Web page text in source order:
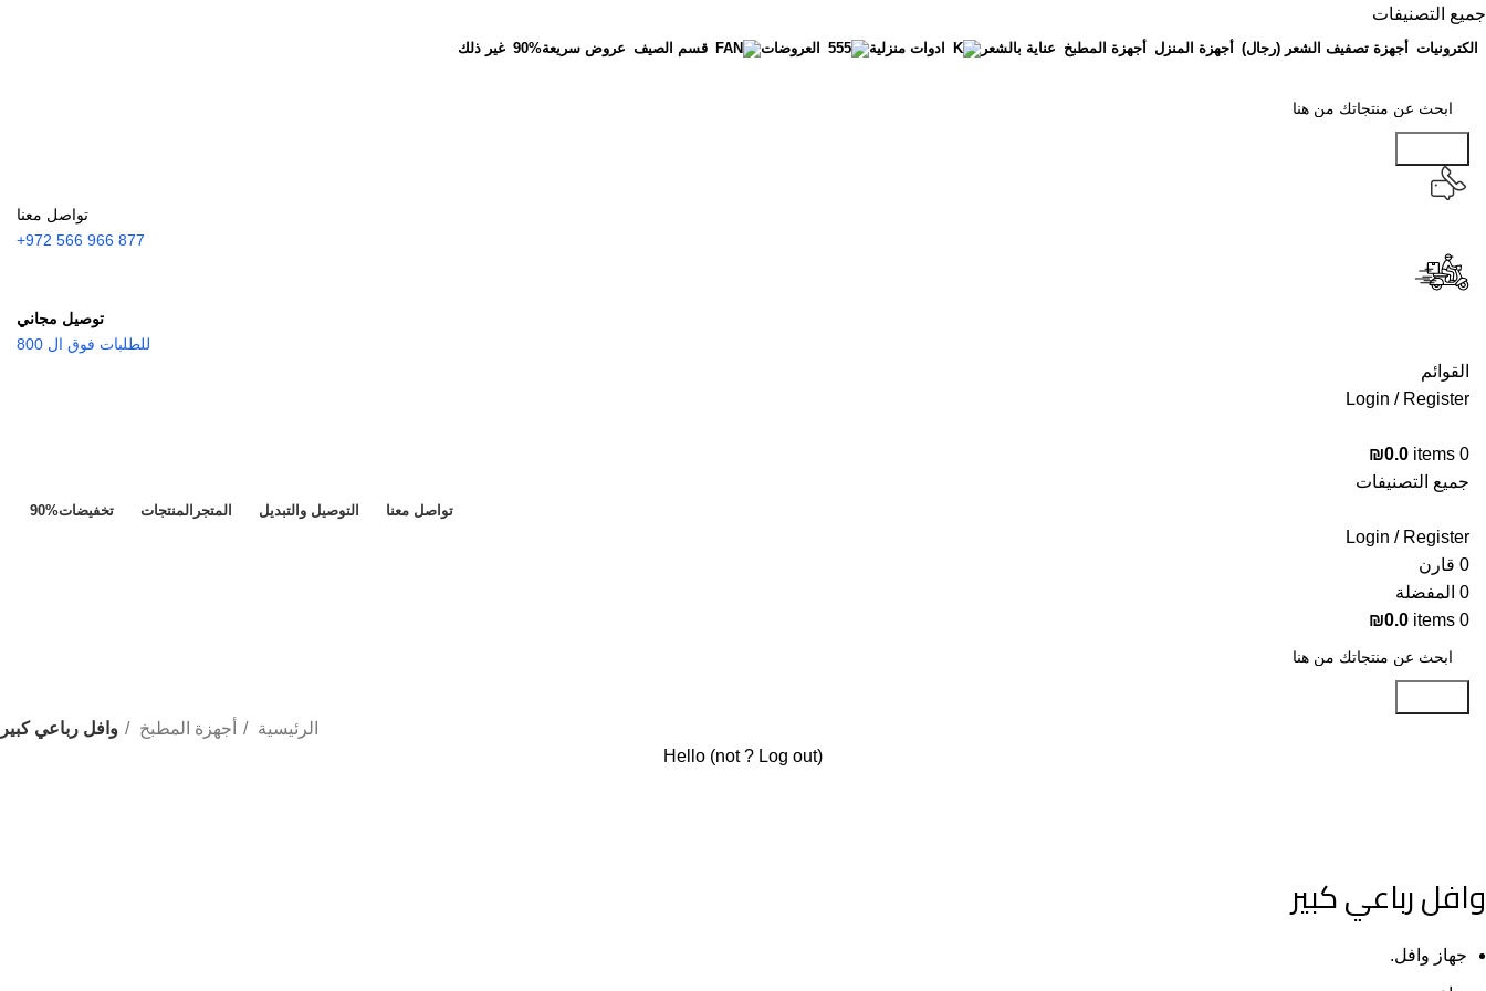
جميع التصنيفات
الكترونيات أجهزة تصفيف الشعر (رجال) أجهزة المنزل أجهزة المطبخ عناية بالشعر ادوات منزلية العروضات قسم الصيف عروض سريعة90% غير ذلك
تواصل معنا
877 966 566 972+
توصيل مجاني
للطلبات فوق ال 800
القوائم
Login / Register
0
items
₪0.0
جميع التصنيفات
تواصل معنا التوصيل والتبديل المتجر المنتجات تخفيضات90%
Login / Register
0 قارن
0 المفضلة
0
items
₪0.0
الرئيسية
أجهزة المطبخ
وافل رباعي كبير
Hello (not? Log out)
وافل رباعي كبير
جهاز وافل.